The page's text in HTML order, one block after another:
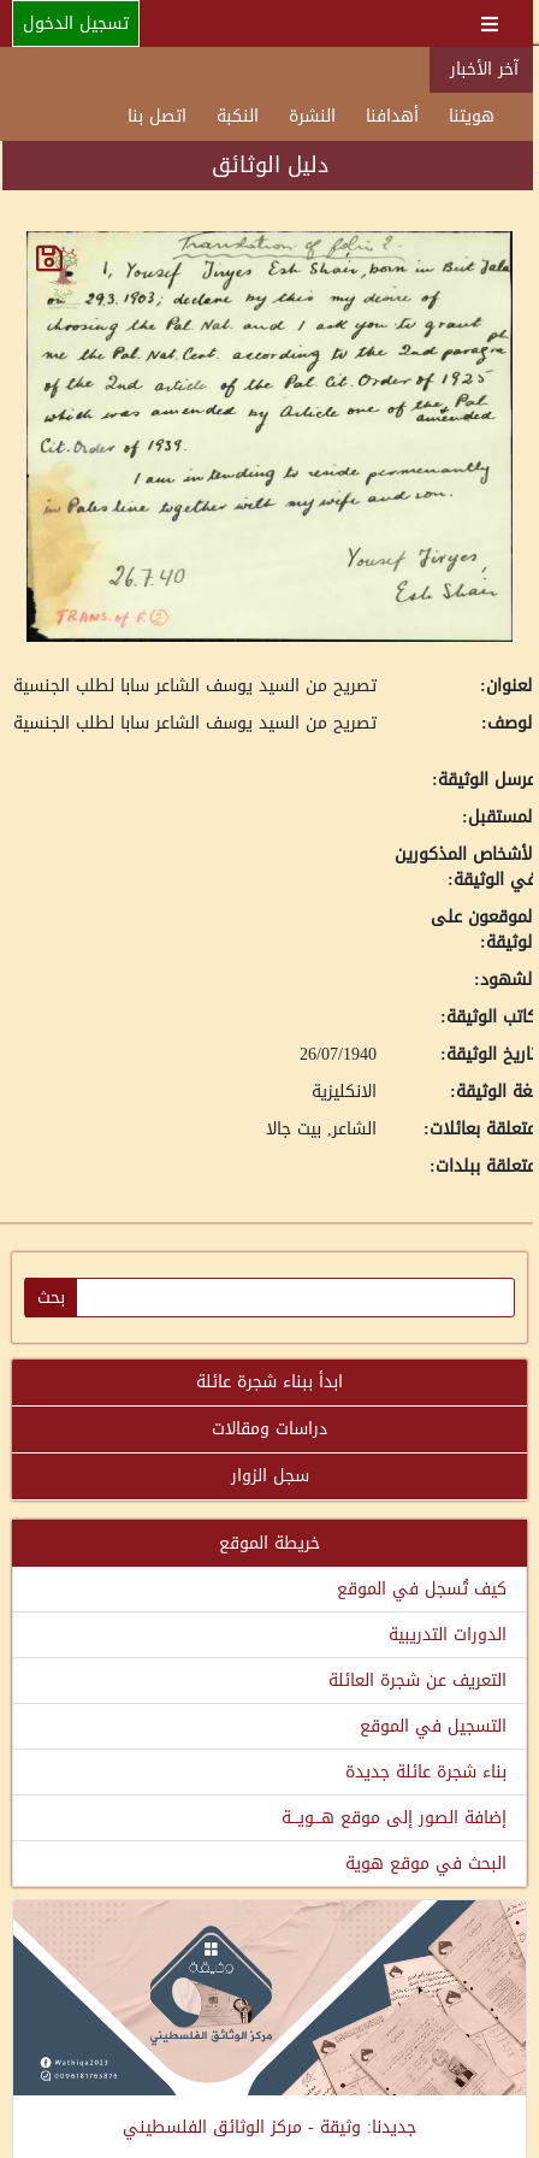
تسجيل الدخول
آخر الأخبار
هويتنا
أهدافنا النشرة النكبة اتصل بنا
دليل الوثائق
تصريح من السيد يوسف الشاعر سابا لطلب الجنسية
تصريح من السيد يوسف الشاعر سابا لطلب الجنسية
الوثيقة:
المذكورين
الوثيقة:
على
الوثيقة:
الوثيقة:
26/07/1940
الوثيقة:
الانكليزية
بعائلات:
الشاعر, بيت جالا
ببلدات:
ابدأ ببناء شجرة عائلة
دراسات ومقالات
سجل الزوار
خريطة الموقع
كيف تُسجل في الموقع
الدورات التدريبية
التعريف عن شجرة العائلة
التسجيل في الموقع
بناء شجرة عائلة جديدة
إضافة الصور إلى موقع هـــويـــة
البحث في موقع هوية
جديدنا: وثيقة - مركز الوثائق الفلسطيني